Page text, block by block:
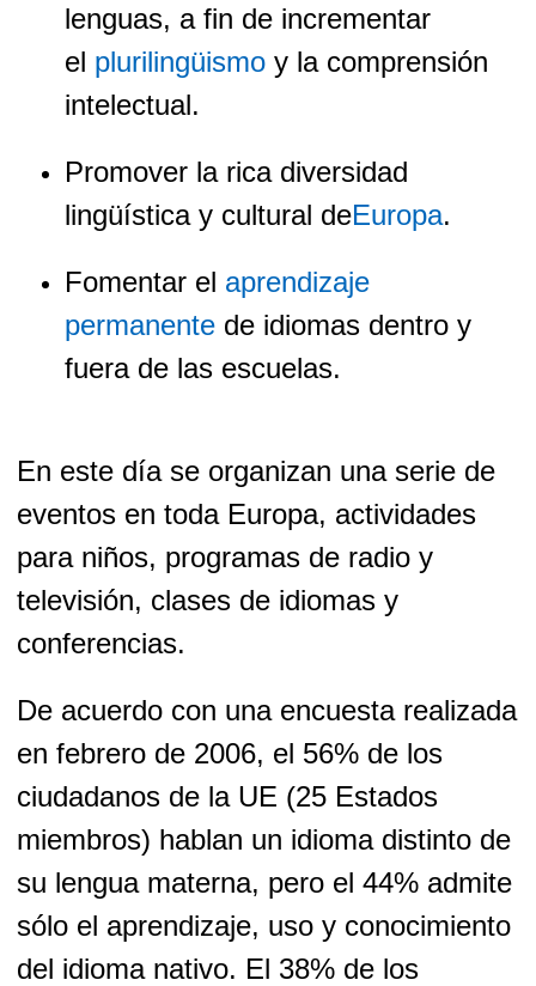
lenguas, a fin de incrementar
el plurilingüismo y la comprensión
intelectual.
Promover la rica diversidad
lingüística y cultural deEuropa.
Fomentar el aprendizaje
permanente de idiomas dentro y
fuera de las escuelas.
En este día se organizan una serie de
eventos en toda Europa, actividades
para niños, programas de radio y
televisión, clases de idiomas y
conferencias.
De acuerdo con una encuesta realizada
en febrero de 2006, el 56% de los
ciudadanos de la UE (25 Estados
miembros) hablan un idioma distinto de
su lengua materna, pero el 44% admite
sólo el aprendizaje, uso y conocimiento
del idioma nativo. El 38% de los